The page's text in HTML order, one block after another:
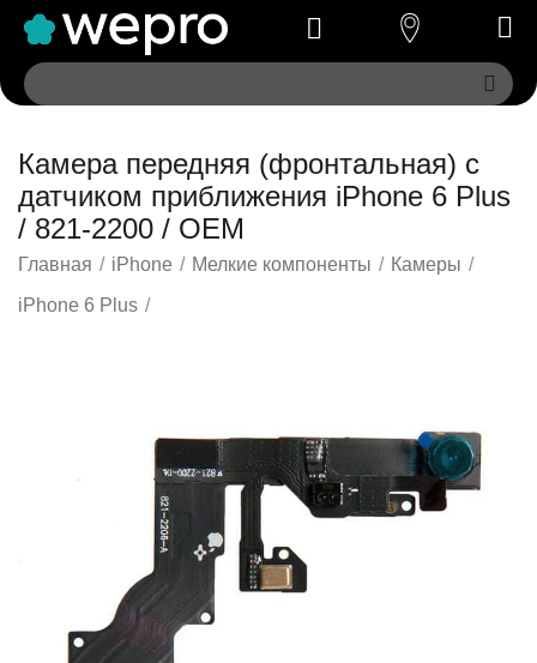
Камера передняя (фронтальная) с
датчиком приближения iPhone 6 Plus
/ 821-2200 / OEM
Главная / iPhone / Мелкие компоненты / Камеры /
iPhone 6 Plus /